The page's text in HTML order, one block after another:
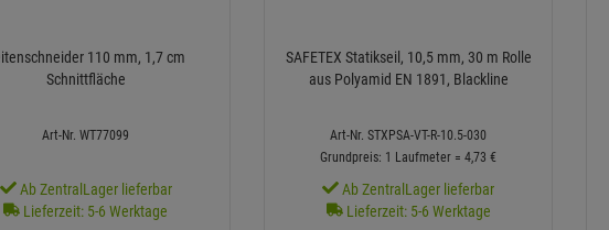
110 mm, 1,7 cm
Schnittfläche
Art-Nr. WT77099
Ab ZentralLager lieferbar
Lieferzeit: 5-6 Werktage
SAFETEX Statikseil, 10,5 mm, 30 m Rolle
aus Polyamid EN 1891, Blackline
Art-Nr. STXPSA-VT-R-10.5-030
Grundpreis: 1 Laufmeter =4,73 €
Ab ZentralLager lieferbar
Lieferzeit: 5-6 Werktage